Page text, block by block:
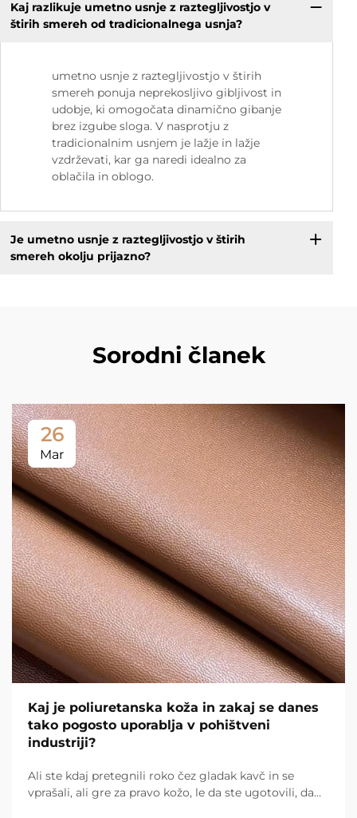
Kaj razlikuje umetno usnje z raztegljivostjo v
štirih smereh od tradicionalnega usnja?
umetno usnje z raztegljivostjo v štirih
smereh ponuja neprekosljivo gibljivost in
udobje, ki omogočata dinamično gibanje
brez izgube sloga. V nasprotju z
tradicionalnim usnjem je lažje in lažje
vzdrževati, kar ga naredi idealno za
oblačila in oblogo.
Je umetno usnje z raztegljivostjo v štirih
smereh okolju prijazno?
Sorodni članek
26
Mar
Kaj je poliuretanska koža in zakaj se danes
tako pogosto uporablja v pohištveni
industriji?
Ali ste kdaj pretegnili roko čez gladak kavč in se
vprašali, ali gre za pravo kožo, le da ste ugotovili, da